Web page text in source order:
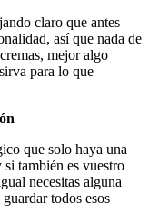
claro que antes
así que nada de
mejor algo
para lo que
que solo haya una
también es vuestro
necesitas alguna
todos esos